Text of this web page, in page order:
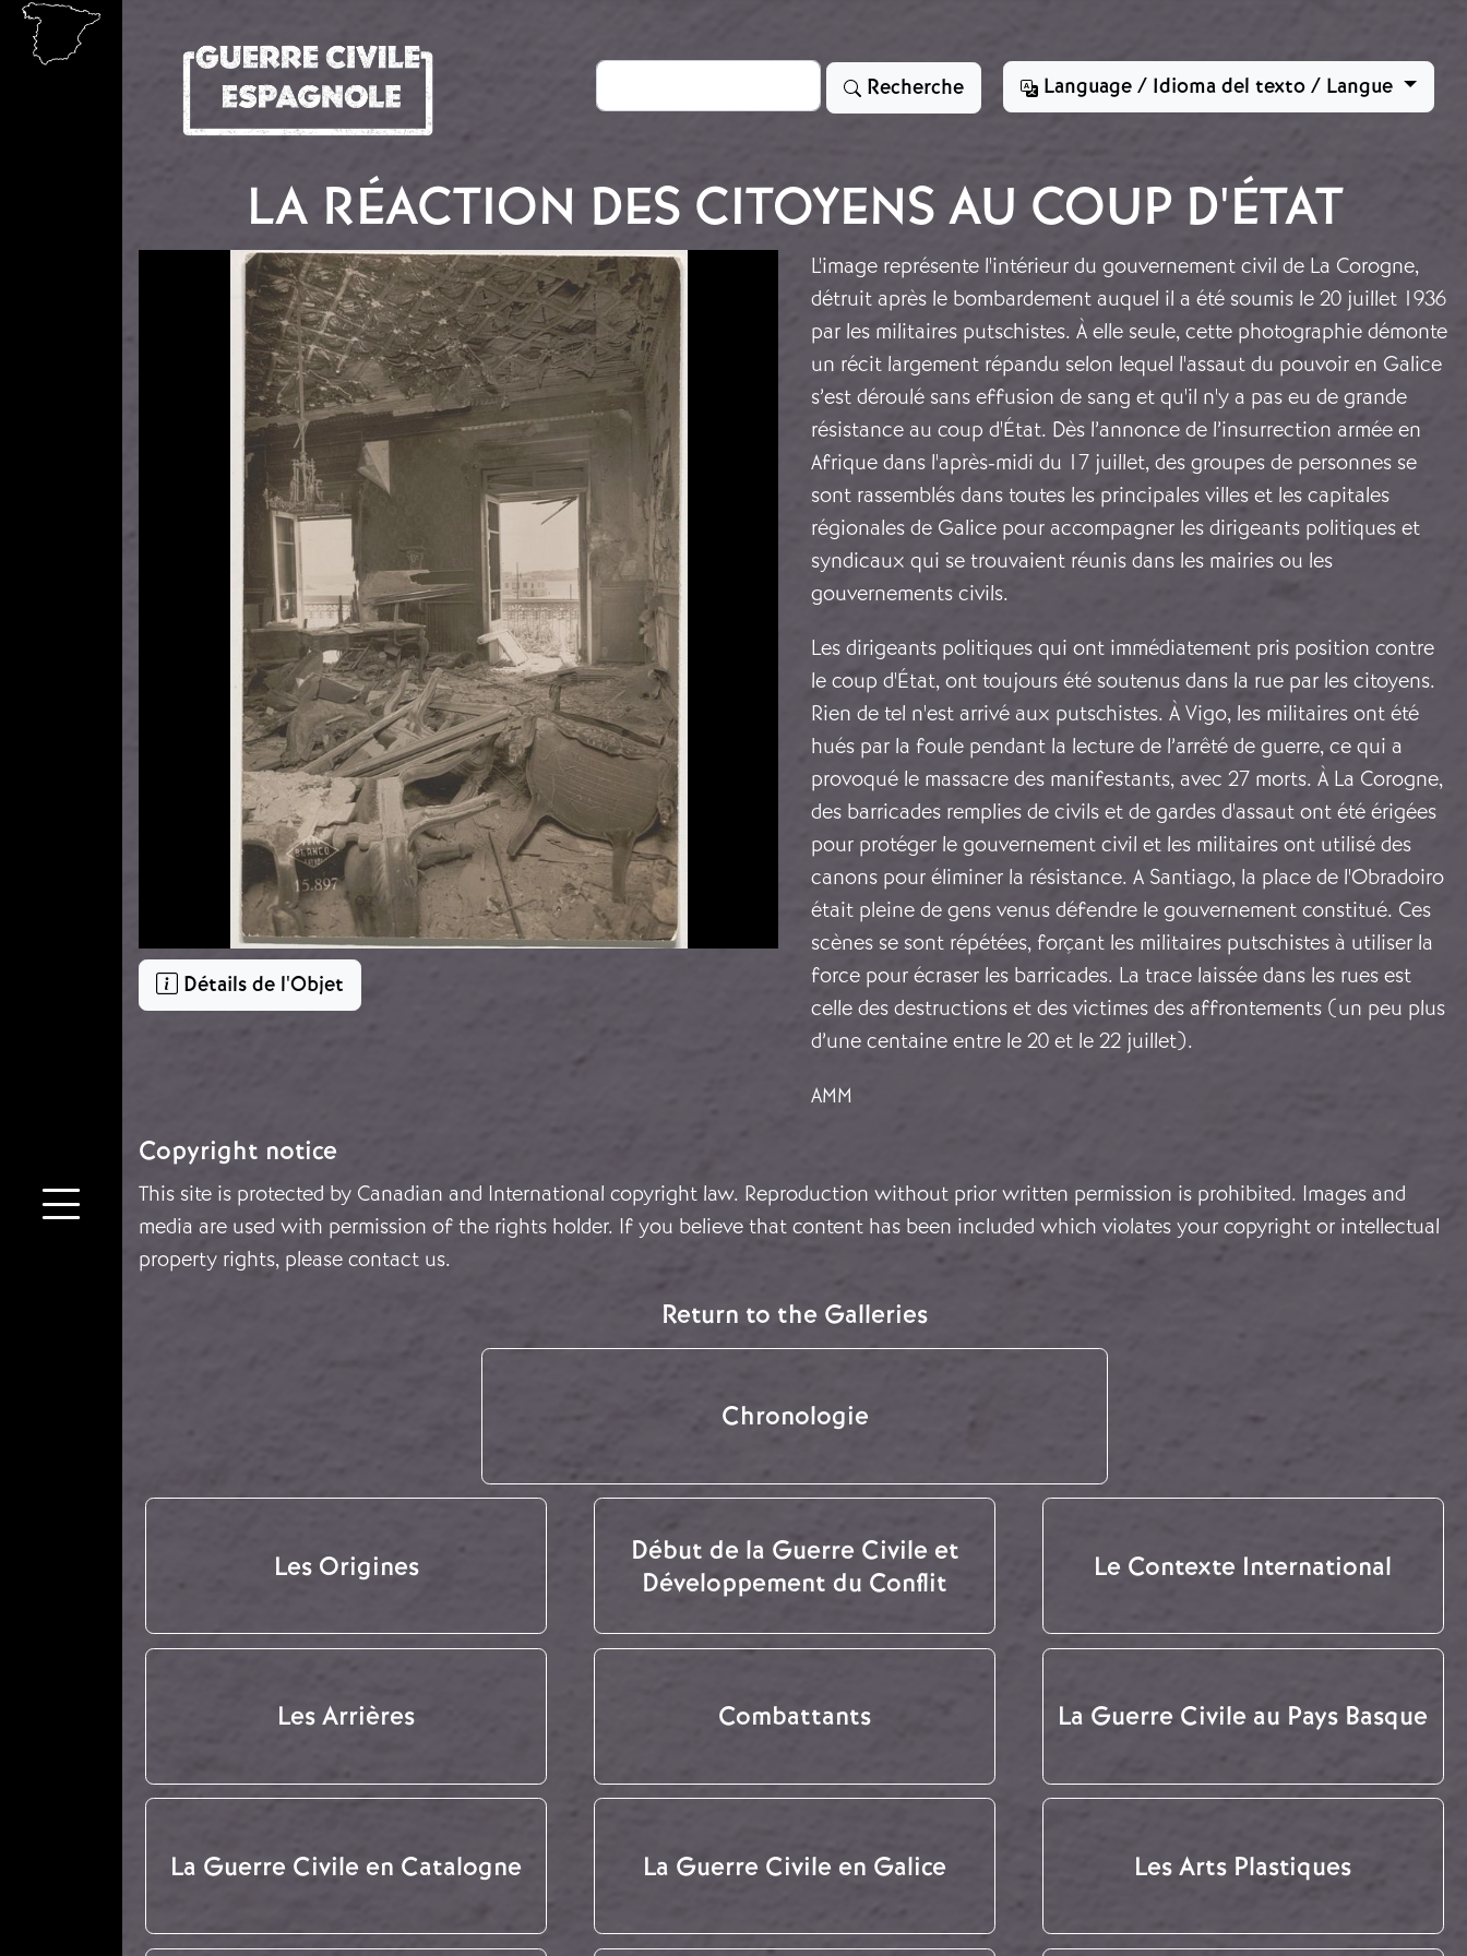
Aller au contenu principal
Rechercher Recherche Language / Idioma del texto / Langue
LA RÉACTION DES CITOYENS AU COUP D'ÉTAT
Détails de l'Objet
L'image représente l'intérieur du gouvernement civil de La Corogne,
détruit après le bombardement auquel il a été soumis le 20 juillet 1936
par les militaires putschistes. À elle seule, cette photographie démonte
un récit largement répandu selon lequel l'assaut du pouvoir en Galice
s’est déroulé sans effusion de sang et qu'il n'y a pas eu de grande
résistance au coup d'État. Dès l’annonce de l’insurrection armée en
Afrique dans l'après-midi du 17 juillet, des groupes de personnes se
sont rassemblés dans toutes les principales villes et les capitales
régionales de Galice pour accompagner les dirigeants politiques et
syndicaux qui se trouvaient réunis dans les mairies ou les
gouvernements civils.
Les dirigeants politiques qui ont immédiatement pris position contre
le coup d'État, ont toujours été soutenus dans la rue par les citoyens.
Rien de tel n'est arrivé aux putschistes. À Vigo, les militaires ont été
hués par la foule pendant la lecture de l’arrêté de guerre, ce qui a
provoqué le massacre des manifestants, avec 27 morts. À La Corogne,
des barricades remplies de civils et de gardes d'assaut ont été érigées
pour protéger le gouvernement civil et les militaires ont utilisé des
canons pour éliminer la résistance. A Santiago, la place de l'Obradoiro
était pleine de gens venus défendre le gouvernement constitué. Ces
scènes se sont répétées, forçant les militaires putschistes à utiliser la
force pour écraser les barricades. La trace laissée dans les rues est
celle des destructions et des victimes des affrontements (un peu plus
d’une centaine entre le 20 et le 22 juillet).
AMM
Copyright notice
This site is protected by Canadian and International copyright law. Reproduction without prior written permission is prohibited. Images and
media are used with permission of the rights holder. If you believe that content has been included which violates your copyright or intellectual
property rights, please contact us.
Return to the Galleries
Chronologie
Les Origines
Début de la Guerre Civile et
Développement du Conflit
Le Contexte International
Les Arrières Combattants La Guerre Civile au Pays Basque
La Guerre Civile en Catalogne La Guerre Civile en Galice Les Arts Plastiques